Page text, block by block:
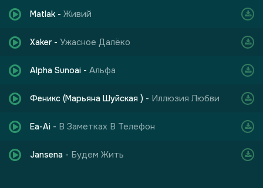
Matlak - Живий
Xaker - Ужасное Далёко
Alpha Sunoai - Альфа
Феникс (Марьяна Шуйская ) - Иллюзия Любви
Ea-Ai - В Заметках В Телефон
Jansena - Будем Жить